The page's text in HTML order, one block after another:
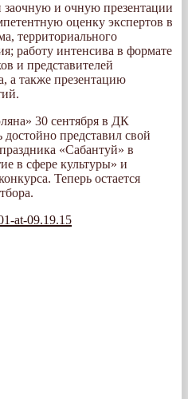
заочную и очную презентации
оценку экспертов в
территориального
работу интенсива в формате
и представителей
а также презентацию
30 сентября в ДК
представил свой
«Сабантуй» в
в сфере культуры» и
Теперь остается